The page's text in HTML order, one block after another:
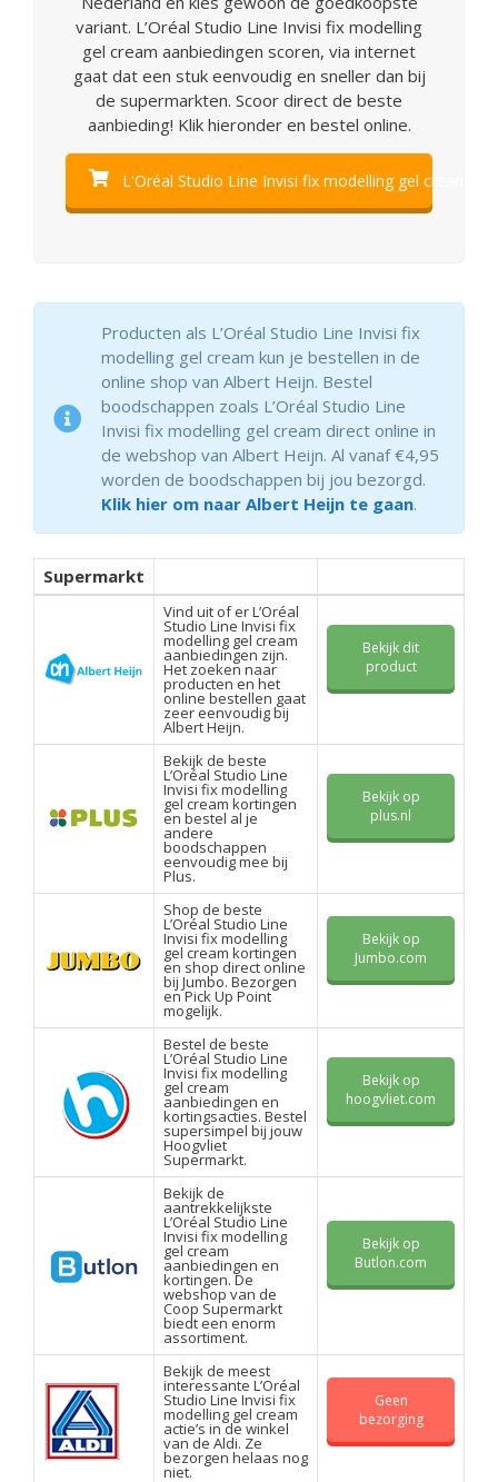
variant. L’Oréal Studio Line Invisi fix modelling
gel cream aanbiedingen scoren, via internet
gaat dat een stuk eenvoudig en sneller dan bij
de supermarkten. Scoor direct de beste
aanbieding! Klik hieronder en bestel online.
L'Oréal Studio Line Invisi fix modelling gel cream
Producten als L’Oréal Studio Line Invisi fix
modelling gel cream kun je bestellen in de
online shop van Albert Heijn. Bestel
boodschappen zoals L’Oréal Studio Line
Invisi fix modelling gel cream direct online in
de webshop van Albert Heijn. Al vanaf €4,95
worden de boodschappen bij jou bezorgd.
Klik hier om naar Albert Heijn te gaan.
Supermarkt
Vind uit of er L’Oréal
Studio Line Invisi fix
modelling gel cream
aanbiedingen zijn.
Het zoeken naar
producten en het
online bestellen gaat
zeer eenvoudig bij
Albert Heijn.
Bekijk dit
product
Bekijk de beste
L’Oréal Studio Line
Invisi fix modelling
gel cream kortingen
en bestel al je
andere
boodschappen
eenvoudig mee bij
Plus.
Bekijk op
plus.nl
Shop de beste
L’Oréal Studio Line
Invisi fix modelling
gel cream kortingen
en shop direct online
bij Jumbo. Bezorgen
en Pick Up Point
mogelijk.
Bekijk op
Jumbo.com
Bestel de beste
L’Oréal Studio Line
Invisi fix modelling
gel cream
aanbiedingen en
kortingsacties. Bestel
supersimpel bij jouw
Hoogvliet
Supermarkt.
Bekijk op
hoogvliet.com
Bekijk de
aantrekkelijkste
L’Oréal Studio Line
Invisi fix modelling
gel cream
aanbiedingen en
kortingen. De
webshop van de
Coop Supermarkt
biedt een enorm
assortiment.
Bekijk op
Butlon.com
Bekijk de meest
interessante L’Oréal
Studio Line Invisi fix
modelling gel cream
actie’s in de winkel
van de Aldi. Ze
bezorgen helaas nog
niet.
Geen
bezorging